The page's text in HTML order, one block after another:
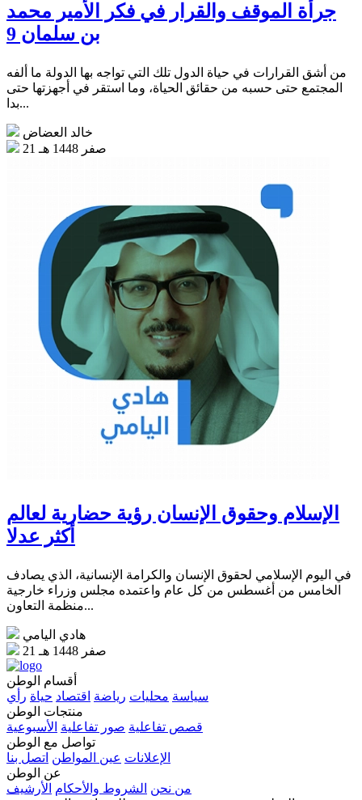
جرأة الموقف والقرار في فكر الأمير محمد
بن سلمان 9
من أشق القرارات في حياة الدول تلك التي تواجه بها الدولة ما ألفه
المجتمع حتى حسبه من حقائق الحياة، وما استقر في أجهزتها حتى
بدا...
خالد العضاض
21 صفر 1448 هـ
الإسلام وحقوق الإنسان رؤية حضارية لعالم
أكثر عدلا
في اليوم الإسلامي لحقوق الإنسان والكرامة الإنسانية، الذي يصادف
الخامس من أغسطس من كل عام واعتمده مجلس وزراء خارجية
منظمة التعاون...
هادي اليامي
21 صفر 1448 هـ
أقسام الوطن
سياسة محليات رياضة اقتصاد حياة رأي
منتجات الوطن
قصص تفاعلية صور تفاعلية الأسبوعية
تواصل مع الوطن
الإعلانات عين المواطن اتصل بنا
عن الوطن
من نحن الشروط والأحكام الأرشيف